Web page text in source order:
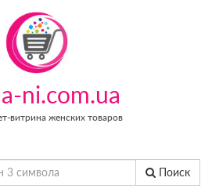
ni.com.ua
витрина женских товаров
Поиск